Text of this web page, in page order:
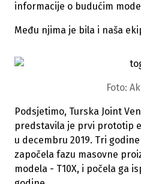
informacije o budućim
Među njima je bila i naša
Foto:
Podsjetimo, Turska Joint
predstavila je prvi prototip
u decembru 2019. Tri
započela fazu masovne
modela - T10X, i počela ga